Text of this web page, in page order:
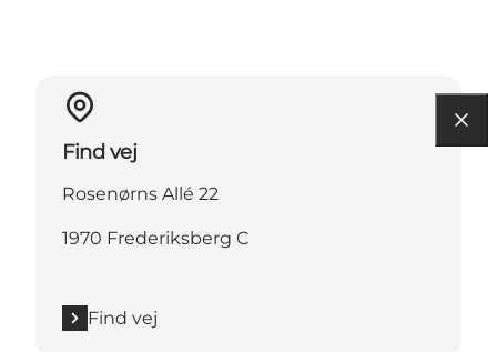
Find vej
Rosenørns Allé 22
1970 Frederiksberg C
Find vej